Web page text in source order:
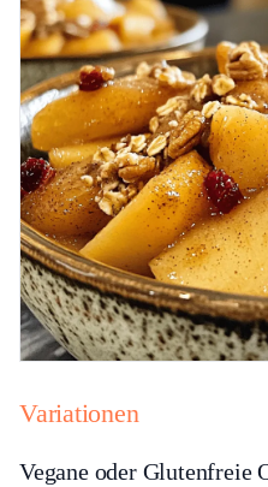
Variationen
Vegane oder Glutenfreie